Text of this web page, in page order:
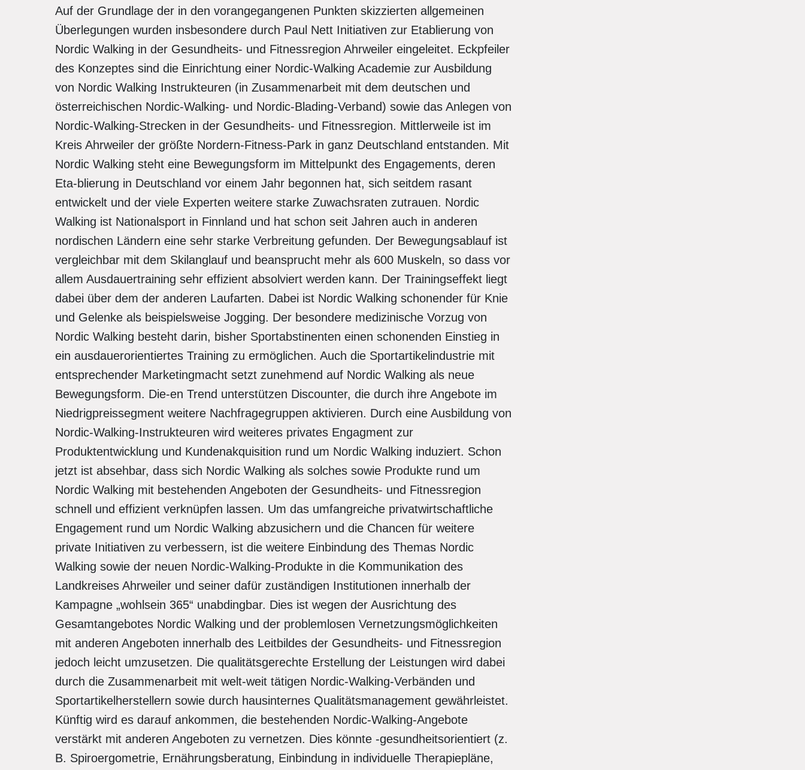
Auf der Grundlage der in den vorangegangenen Punkten skizzierten allgemeinen
Überlegungen wurden insbesondere durch Paul Nett Initiativen zur Etablierung von
Nordic Walking in der Gesundheits- und Fitnessregion Ahrweiler eingeleitet. Eckpfeiler
des Konzeptes sind die Einrichtung einer Nordic-Walking Academie zur Ausbildung
von Nordic Walking Instrukteuren (in Zusammenarbeit mit dem deutschen und
österreichischen Nordic-Walking- und Nordic-Blading-Verband) sowie das Anlegen von
Nordic-Walking-Strecken in der Gesundheits- und Fitnessregion. Mittlerweile ist im
Kreis Ahrweiler der größte Nordern-Fitness-Park in ganz Deutschland entstanden. Mit
Nordic Walking steht eine Bewegungsform im Mittelpunkt des Engagements, deren
Eta-blierung in Deutschland vor einem Jahr begonnen hat, sich seitdem rasant
entwickelt und der viele Experten weitere starke Zuwachsraten zutrauen. Nordic
Walking ist Nationalsport in Finnland und hat schon seit Jahren auch in anderen
nordischen Ländern eine sehr starke Verbreitung gefunden. Der Bewegungsablauf ist
vergleichbar mit dem Skilanglauf und beansprucht mehr als 600 Muskeln, so dass vor
allem Ausdauertraining sehr effizient absolviert werden kann. Der Trainingseffekt liegt
dabei über dem der anderen Laufarten. Dabei ist Nordic Walking schonender für Knie
und Gelenke als beispielsweise Jogging. Der besondere medizinische Vorzug von
Nordic Walking besteht darin, bisher Sportabstinenten einen schonenden Einstieg in
ein ausdauerorientiertes Training zu ermöglichen. Auch die Sportartikelindustrie mit
entsprechender Marketingmacht setzt zunehmend auf Nordic Walking als neue
Bewegungsform. Die-en Trend unterstützen Discounter, die durch ihre Angebote im
Niedrigpreissegment weitere Nachfragegruppen aktivieren. Durch eine Ausbildung von
Nordic-Walking-Instrukteuren wird weiteres privates Engagment zur
Produktentwicklung und Kundenakquisition rund um Nordic Walking induziert. Schon
jetzt ist absehbar, dass sich Nordic Walking als solches sowie Produkte rund um
Nordic Walking mit bestehenden Angeboten der Gesundheits- und Fitnessregion
schnell und effizient verknüpfen lassen. Um das umfangreiche privatwirtschaftliche
Engagement rund um Nordic Walking abzusichern und die Chancen für weitere
private Initiativen zu verbessern, ist die weitere Einbindung des Themas Nordic
Walking sowie der neuen Nordic-Walking-Produkte in die Kommunikation des
Landkreises Ahrweiler und seiner dafür zuständigen Institutionen innerhalb der
Kampagne „wohlsein 365“ unabdingbar. Dies ist wegen der Ausrichtung des
Gesamtangebotes Nordic Walking und der problemlosen Vernetzungsmöglichkeiten
mit anderen Angeboten innerhalb des Leitbildes der Gesundheits- und Fitnessregion
jedoch leicht umzusetzen. Die qualitätsgerechte Erstellung der Leistungen wird dabei
durch die Zusammenarbeit mit welt-weit tätigen Nordic-Walking-Verbänden und
Sportartikelherstellern sowie durch hausinternes Qualitätsmanagement gewährleistet.
Künftig wird es darauf ankommen, die bestehenden Nordic-Walking-Angebote
verstärkt mit anderen Angeboten zu vernetzen. Dies könnte -gesundheitsorientiert (z.
B. Spiroergometrie, Ernährungsberatung, Einbindung in individuelle Therapiepläne,